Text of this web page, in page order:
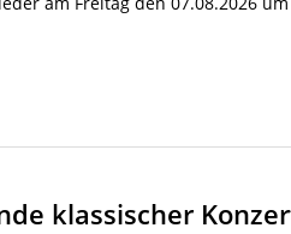
klassischer